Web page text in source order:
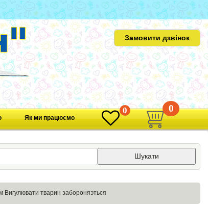
Замовити дзвінок
Як ми працюємо
0 0
Шукати
тварин забороняэться